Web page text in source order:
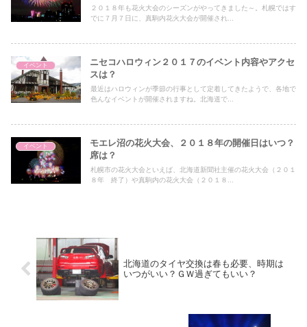
２０１８年も花火大会のシーズンがやってきました～。札幌ではす
でに７月７日に、真駒内花火大会が開催され...
イベント
ニセコハロウィン２０１７のイベント内容やアクセ
スは？
最近はハロウィンが季節の行事として定着してきたようで、各地で
色んなイベントが開催されますね。北海道で...
イベント
モエレ沼の花火大会、２０１８年の開催日はいつ？
席は？
札幌市の花火大会といえば、北海道新聞社主催の花火大会（２０１
８年 終了）や真駒内の花火大会（２０１８...
北海道のタイヤ交換は春も必要、時期は
いつがいい？ＧＷ過ぎてもいい？